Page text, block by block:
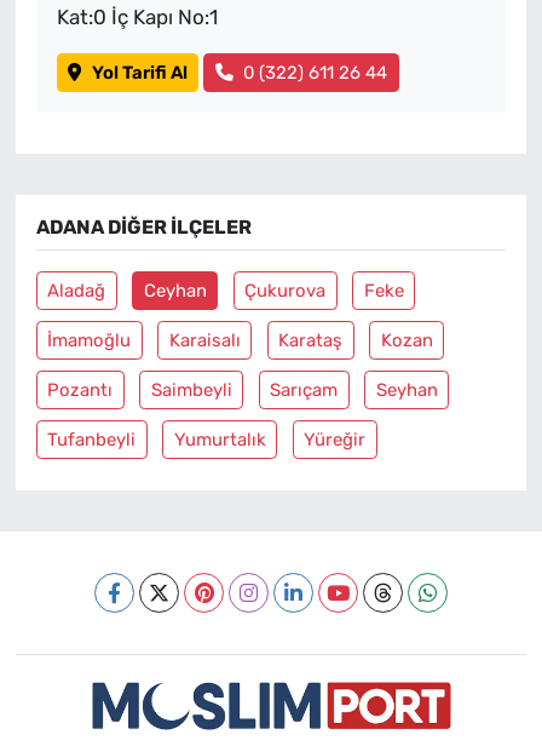
Kat:0 İç Kapı No:1
Yol Tarifi Al 0 (322) 611 26 44
ADANA DIĞER İLÇELER
Aladağ Ceyhan Çukurova Feke
İmamoğlu Karaisalı Karataş Kozan
Pozantı Saimbeyli Sarıçam Seyhan
Tufanbeyli Yumurtalık Yüreğir